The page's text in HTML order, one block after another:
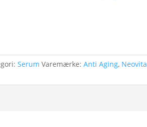
Serum Varemærke:Anti Aging, Neovita